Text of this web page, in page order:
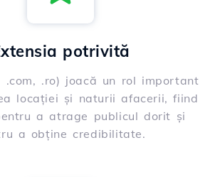
potrivită
.com, .ro) joacă un rol important
locației și naturii afacerii, fiind
a atrage publicul dorit și
a obține credibilitate.